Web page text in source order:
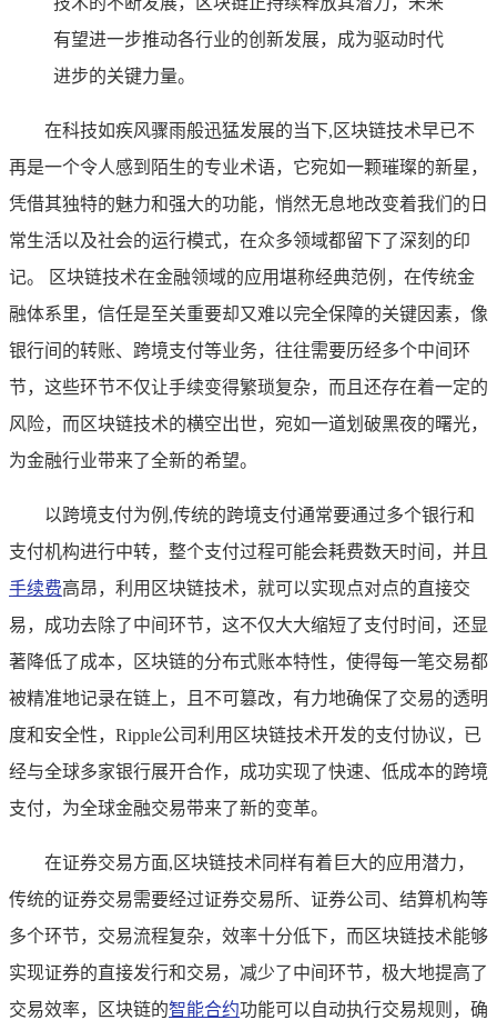
有望进一步推动各行业的创新发展，成为驱动时代
进步的关键力量。
在科技如疾风骤雨般迅猛发展的当下,区块链技术早已不
再是一个令人感到陌生的专业术语，它宛如一颗璀璨的新星，
凭借其独特的魅力和强大的功能，悄然无息地改变着我们的日
常生活以及社会的运行模式，在众多领域都留下了深刻的印
记。 区块链技术在金融领域的应用堪称经典范例，在传统金
融体系里，信任是至关重要却又难以完全保障的关键因素，像
银行间的转账、跨境支付等业务，往往需要历经多个中间环
节，这些环节不仅让手续变得繁琐复杂，而且还存在着一定的
风险，而区块链技术的横空出世，宛如一道划破黑夜的曙光，
为金融行业带来了全新的希望。
以跨境支付为例,传统的跨境支付通常要通过多个银行和
支付机构进行中转，整个支付过程可能会耗费数天时间，并且
手续费高昂，利用区块链技术，就可以实现点对点的直接交
易，成功去除了中间环节，这不仅大大缩短了支付时间，还显
著降低了成本，区块链的分布式账本特性，使得每一笔交易都
被精准地记录在链上，且不可篡改，有力地确保了交易的透明
度和安全性，Ripple公司利用区块链技术开发的支付协议，已
经与全球多家银行展开合作，成功实现了快速、低成本的跨境
支付，为全球金融交易带来了新的变革。
在证券交易方面,区块链技术同样有着巨大的应用潜力，
传统的证券交易需要经过证券交易所、证券公司、结算机构等
多个环节，交易流程复杂，效率十分低下，而区块链技术能够
实现证券的直接发行和交易，减少了中间环节，极大地提高了
交易效率，区块链的智能合约功能可以自动执行交易规则，确